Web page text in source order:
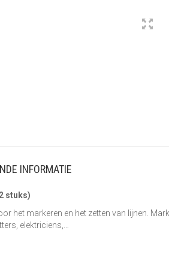
INFORMATIE
stuks)
het markeren en het zetten van lijnen.
elektriciens,…